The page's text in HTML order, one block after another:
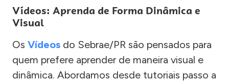
Vídeos: Aprenda de Forma Dinâmica e
Visual
Os Vídeos do Sebrae/PR são pensados para
quem prefere aprender de maneira visual e
dinâmica. Abordamos desde tutoriais passo a